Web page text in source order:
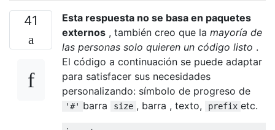
41
Esta respuesta no se basa en paquetes
externos , también creo que la mayoría de
las personas solo quieren un código listo .
El código a continuación se puede adaptar
para satisfacer sus necesidades
personalizando: símbolo de progreso de
'#' barra size , barra , texto, prefix etc.